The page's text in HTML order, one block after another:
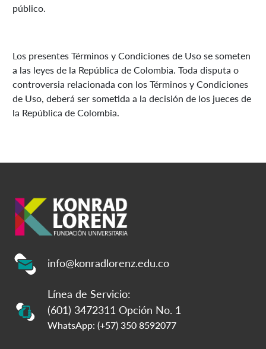
público.
Los presentes Términos y Condiciones de Uso se someten
a las leyes de la República de Colombia. Toda disputa o
controversia relacionada con los Términos y Condiciones
de Uso, deberá ser sometida a la decisión de los jueces de
la República de Colombia.
info@konradlorenz.edu.co
Línea de Servicio:
(601) 3472311 Opción No. 1
WhatsApp: (+57) 350 8592077